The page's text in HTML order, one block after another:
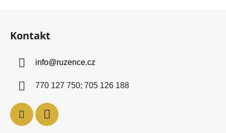
Kontakt
info@ruzence.cz
770 127 750; 705 126 188